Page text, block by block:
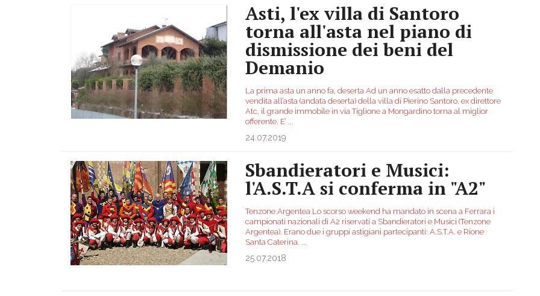
Asti, l'ex villa di Santoro
torna all'asta nel piano di
dismissione dei beni del
Demanio
La prima asta un anno fa, deserta Ad un anno esatto dalla precedente
vendita all’asta (andata deserta) della villa di Pierino Santoro, ex direttore
Atc, il grande immobile in via Tiglione a Mongardino torna al miglior
offerente. E’
24.07.2019
Sbandieratori e Musici:
l'A.S.T.A si conferma in "A2"
Tenzone Argentea Lo scorso weekend ha mandato in scena a Ferrara i
campionati nazionali di A2 riservati a Sbandieratori e Musici (Tenzone
Argentea). Erano due i gruppi astigiani partecipanti: A.S.T.A. e Rione
Santa Caterina.
25.07.2018